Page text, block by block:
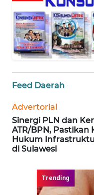
Feed Daerah
Advertorial
Sinergi PLN dan
ATR/BPN, Pastikan
Hukum
di Sulawesi
PEDOMAN
MEDIA
SIBER
REDAKSI
KARIR
DISCLAIMER
Wahana
News
SUMUT